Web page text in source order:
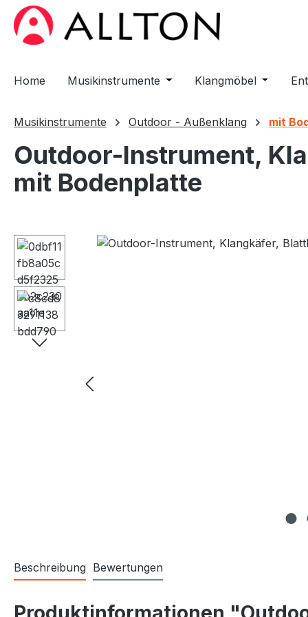
Hauptinhalt springen
Zur Suche springen
Zur Hauptnavigation springen
Home Musikinstrumente Öffne oder Schließe das
Klangmöbel Öffne
Musikinstrumente Outdoor - Außenklang mit
Outdoor-Instrument,
mit Bodenplatte
Bildergalerie überspringen
Beschreibung Bewertungen